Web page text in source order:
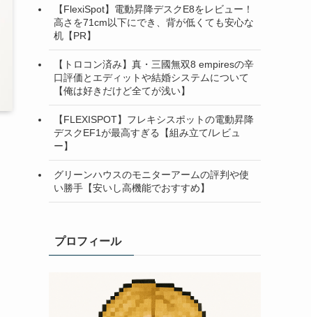
【FlexiSpot】電動昇降デスクE8をレビュー！
高さを71cm以下にでき、背が低くても安心な
机【PR】
【トロコン済み】真・三國無双8 empiresの辛
口評価とエディットや結婚システムについて
【俺は好きだけど全てが浅い】
【FLEXISPOT】フレキシスポットの電動昇降
デスクEF1が最高すぎる【組み立て/レビュ
ー】
グリーンハウスのモニターアームの評判や使
い勝手【安いし高機能でおすすめ】
プロフィール